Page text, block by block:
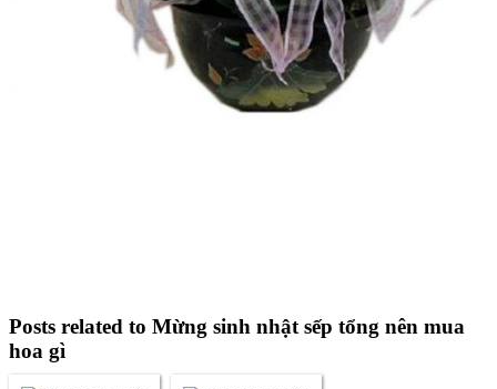
Posts related to Mừng sinh nhật sếp tổng nên mua
hoa gì